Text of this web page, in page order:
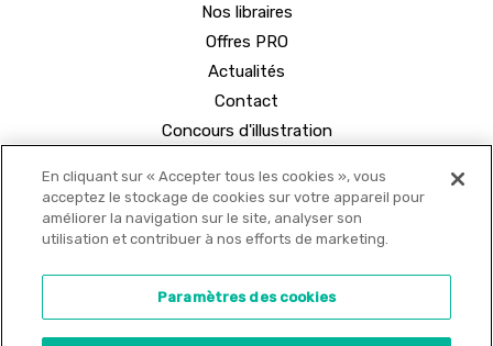
Nos libraires
Offres PRO
Actualités
Contact
Concours d'illustration
•
En cliquant sur « Accepter tous les cookies », vous
acceptez le stockage de cookies sur votre appareil pour
améliorer la navigation sur le site, analyser son
utilisation et contribuer à nos efforts de marketing.
Paramètres des cookies